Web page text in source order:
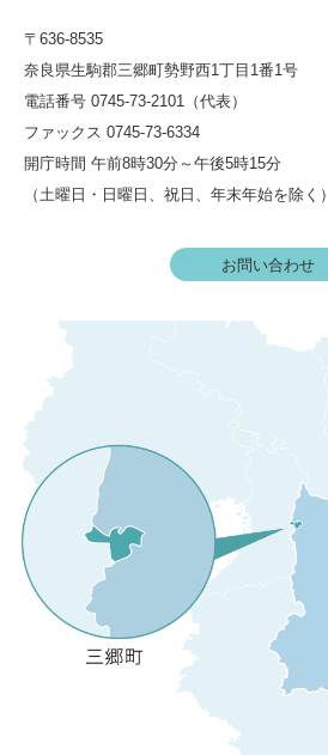
〒636-8535
奈良県生駒郡三郷町勢野西1丁目1番1号
電話番号 0745-73-2101（代表）
ファックス 0745-73-6334
開庁時間 午前8時30分～午後5時15分
（土曜日・日曜日、祝日、年末年始を除く）
お問い合わせ